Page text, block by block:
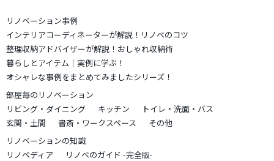
リノベーション事例
インテリアコーディネーターが解説！リノベのコツ
整理収納アドバイザーが解説！おしゃれ収納術
暮らしとアイテム｜実例に学ぶ！
オシャレな事例をまとめてみましたシリーズ！
部屋毎のリノベーション
リビング・ダイニング
キッチン
トイレ・洗面・バス
玄関・土間
書斎・ワークスペース
その他
リノベーションの知識
リノペディア
リノベのガイド -完全版-